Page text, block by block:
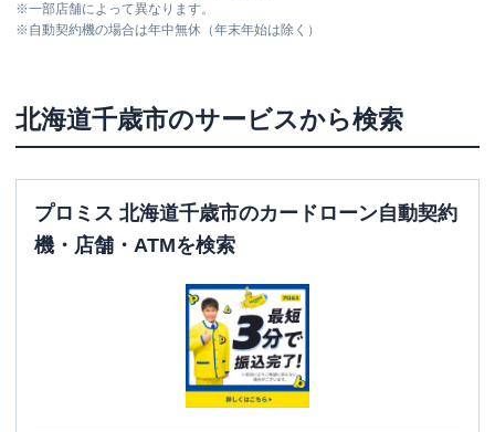
※一部店舗によって異なります。
※自動契約機の場合は年中無休（年末年始は除く）
北海道千歳市のサービスから検索
プロミス 北海道千歳市のカードローン自動契約
機・店舗・ATMを検索